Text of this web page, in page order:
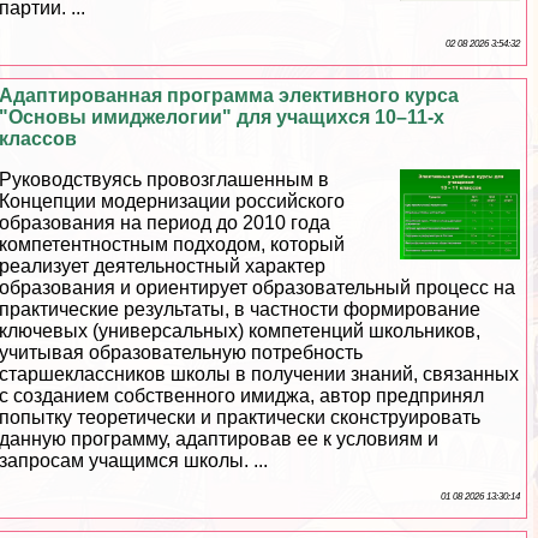
партии. ...
02 08 2026 3:54:32
Адаптированная программа элективного курса
"Основы имиджелогии" для учащихся 10–11-х
классов
Руководствуясь провозглашенным в
Концепции модернизации российского
образования на период до 2010 года
компетентностным подходом, который
реализует деятельностный хаpaктер
образования и ориентирует образовательный процесс на
пpaктические результаты, в частности формирование
ключевых (универсальных) компетенций школьников,
учитывая образовательную потребность
старшеклассников школы в получении знаний, связанных
с созданием собственного имиджа, автор предпринял
попытку теоретически и пpaктически сконструировать
данную программу, адаптировав ее к условиям и
запросам учащимся школы. ...
01 08 2026 13:30:14